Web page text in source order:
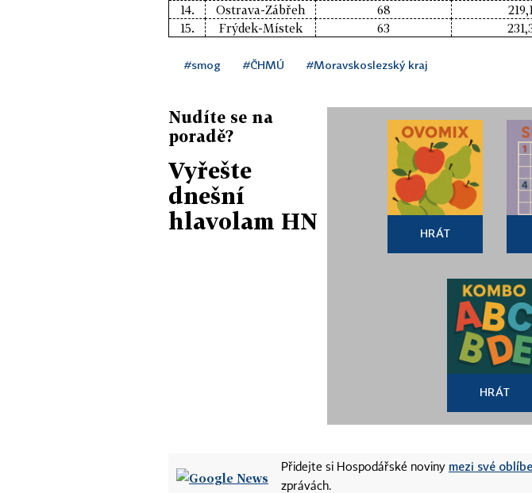
14.
Ostrava-Zábřeh 68
219,1
15.
Frýdek-Místek 63
#smog #ČHMÚ #Moravskoslezský kraj
Nudíte se na
poradě?
Vyřešte
dnešní
hlavolam HN
HRÁT
HRÁT
Přidejte si Hospodářské noviny mezi své
zprávách.